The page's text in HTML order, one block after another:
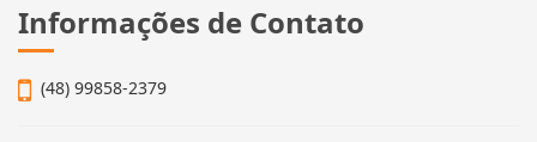
Informações de Contato
(48) 99858-2379